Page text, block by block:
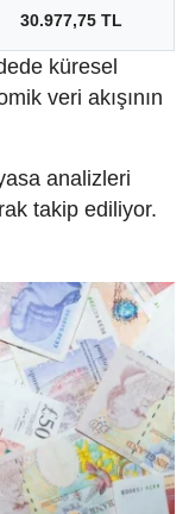
30.977,75 TL
küresel
veri akışının
analizleri
takip ediliyor.